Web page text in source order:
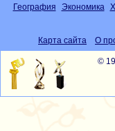
География
Экономика
Карта сайта О
©